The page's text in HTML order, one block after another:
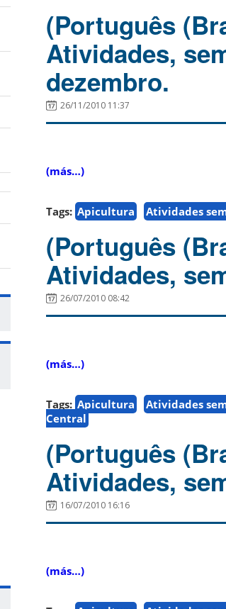
(Português
Atividades,
dezembro.
26/11/2010 11:37
(más…)
Tags: Apicultura Atividades
(Português
Atividades,
26/07/2010 08:42
(más…)
Tags: Apicultura Atividades
Central
(Português
Atividades,
16/07/2010 16:16
(más…)